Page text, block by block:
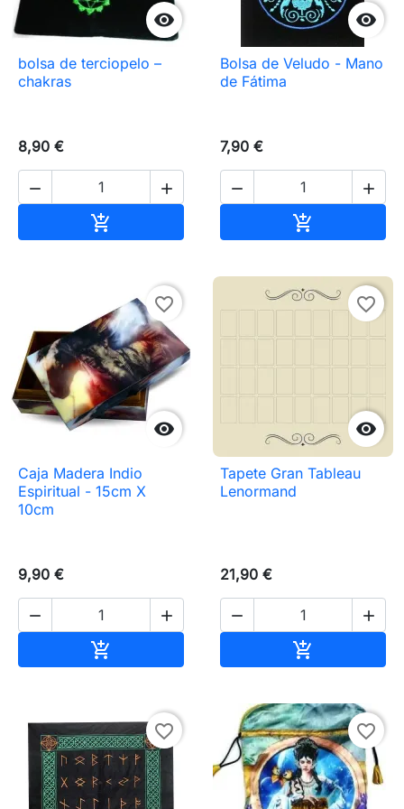

bolsa de terciopelo –
chakras
8,90 €
 


Bolsa de Veludo - Mano
de Fátima
7,90 €
 


favorite_border
Caja Madera Indio
Espiritual - 15cm X
10cm
9,90 €
 


favorite_border
Tapete Gran Tableau
Lenormand
21,90 €
 

favorite_border favorite_border